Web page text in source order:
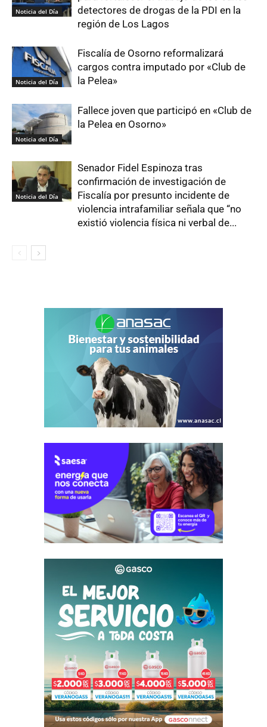
Noticia del Día
detectores de drogas de la PDI en la
región de Los Lagos
Noticia del Día
Fiscalía de Osorno reformalizará
cargos contra imputado por «Club de
la Pelea»
Noticia del Día
Fallece joven que participó en «Club de
la Pelea en Osorno»
Noticia del Día
Senador Fidel Espinoza tras
confirmación de investigación de
Fiscalía por presunto incidente de
violencia intrafamiliar señala que “no
existió violencia física ni verbal de...